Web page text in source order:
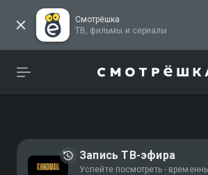
Смотрёшка
ТВ, фильмы и сериалы
Запись ТВ-эфира
Успейте посмотреть -